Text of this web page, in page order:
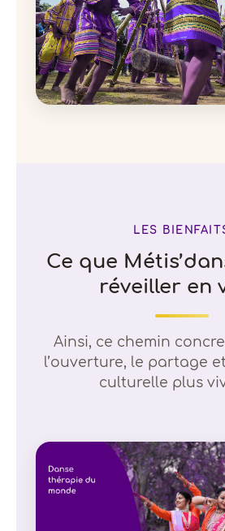
LES
Ce que
réveiller en
Ainsi, ce chemin
l’ouverture, le partage
culturelle plus